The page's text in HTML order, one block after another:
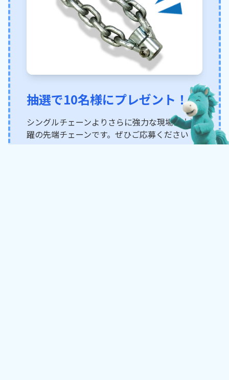
抽選で10名様にプレゼント！
シングルチェーンよりさらに強力な現場で大活
躍の先端チェーンです。ぜひご応募ください！